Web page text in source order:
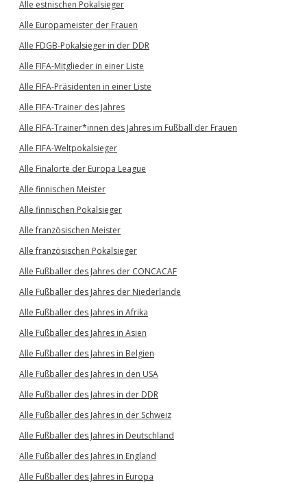
Alle estnischen Pokalsieger
Alle Europameister der Frauen
Alle FDGB-Pokalsieger in der DDR
Alle FIFA-Mitglieder in einer Liste
Alle FIFA-Präsidenten in einer Liste
Alle FIFA-Trainer des Jahres
Alle FIFA-Trainer*innen des Jahres im Fußball der Frauen
Alle FIFA-Weltpokalsieger
Alle Finalorte der Europa League
Alle finnischen Meister
Alle finnischen Pokalsieger
Alle französischen Meister
Alle französischen Pokalsieger
Alle Fußballer des Jahres der CONCACAF
Alle Fußballer des Jahres der Niederlande
Alle Fußballer des Jahres in Afrika
Alle Fußballer des Jahres in Asien
Alle Fußballer des Jahres in Belgien
Alle Fußballer des Jahres in den USA
Alle Fußballer des Jahres in der DDR
Alle Fußballer des Jahres in der Schweiz
Alle Fußballer des Jahres in Deutschland
Alle Fußballer des Jahres in England
Alle Fußballer des Jahres in Europa